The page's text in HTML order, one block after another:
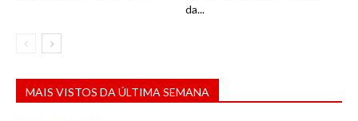
da...
MAIS VISTOS DA ÚLTIMA SEMANA